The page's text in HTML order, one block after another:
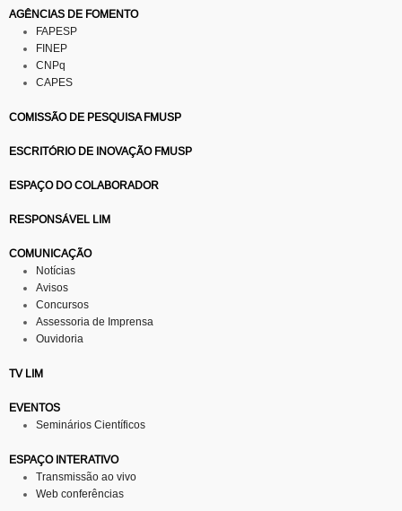
AGÊNCIAS DE FOMENTO
FAPESP
FINEP
CNPq
CAPES
COMISSÃO DE PESQUISA FMUSP
ESCRITÓRIO DE INOVAÇÃO FMUSP
ESPAÇO DO COLABORADOR
RESPONSÁVEL LIM
COMUNICAÇÃO
Notícias
Avisos
Concursos
Assessoria de Imprensa
Ouvidoria
TV LIM
EVENTOS
Seminários Científicos
ESPAÇO INTERATIVO
Transmissão ao vivo
Web conferências